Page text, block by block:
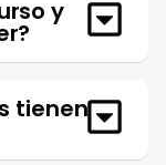
y
tienen